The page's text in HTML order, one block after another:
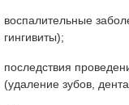
воспалительные
гингивиты);
последствия
(удаление зубов,